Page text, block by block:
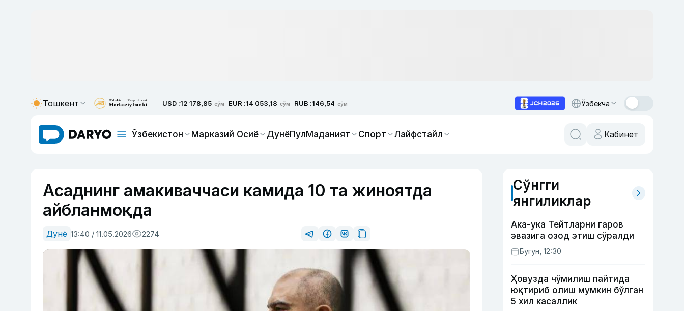
Тошкент USD :12 178,85 сўм EUR :14 053,18 сўм RUB :146,54 сўм Ўзбекча
Ўзбекистон Марказий Осиё ДунёПулМаданият Спорт Лайфстайл Кабинет
Асаднинг амакиваччаси камида 10 та жиноятда
айбланмоқда
Дунё 13:40 / 11.05.2026 2274
Сўнгги
янгиликлар
Ака-ука Тейтларни гаров
эвазига озод этиш сўралди
Бугун, 12:30
Ҳовузда чўмилиш пайтида
юқтириб олиш мумкин бўлган
5 хил касаллик